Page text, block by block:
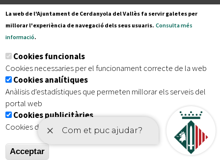
Segueix-nos a:
Subscriu-te al nostre butlletí
Inici | Avís legal | Protecció de dades
| Accessibilitat
La web de l'Ajuntament de Cerdanyola del Vallès fa servir galetes per
millorar l'experiència de navegació dels seus usuaris. Consulta més
informació.
Cookies funcionals
Cookies necessaries per el funcionament correcte de la web
Cookies analítiques
Anàlisis d'estadístiques que permeten millorar els serveis del
portal web
Cookies publicitàries
Cookies de tercers amb finalitat publicitària
Acceptar